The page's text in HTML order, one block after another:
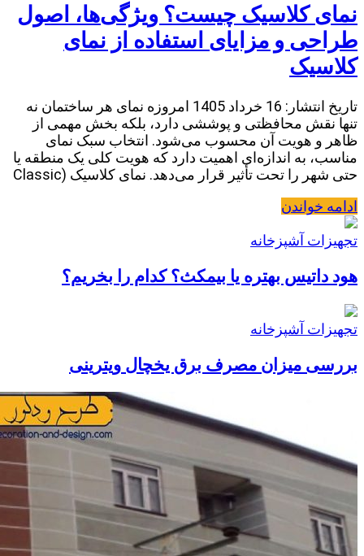
نمای کلاسیک چیست؟ ویژگی‌ها، اصول
طراحی و مزایای استفاده از نمای
کلاسیک
تاریخ انتشار: 16 خرداد 1405 امروزه نمای هر ساختمان نه
تنها نقش محافظتی و پوششی دارد، بلکه بخش مهمی از
ظاهر و هویت آن محسوب می‌شود. انتخاب سبک نمای
مناسب، به اندازه‌ای اهمیت دارد که هویت کلی یک منطقه یا
حتی شهر را تحت تأثیر قرار می‌دهد. نمای کلاسیک (Classic
ادامه خواندن
تجهیزات آشپزخانه
هود داتیس بهتره یا بیمکث؟ کدام را بخریم؟
تجهیزات آشپزخانه
بررسی میزان مصرف برق یخچال ویترینی